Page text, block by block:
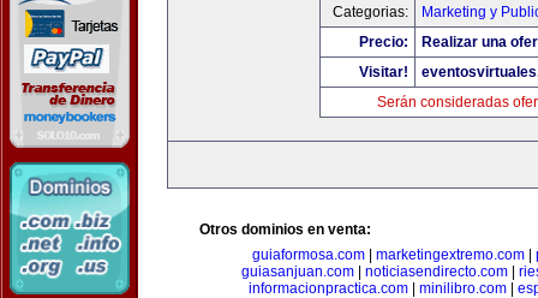
Categorias:
Marketing y
Precio:
Realizar una
Visitar!
Serán consideradas
Otros dominios en venta:
guiaformosa.com| marketingextremo.com|
guiasanjuan.com| noticiasendirecto.com|
informacionpractica.com
minilibro.com